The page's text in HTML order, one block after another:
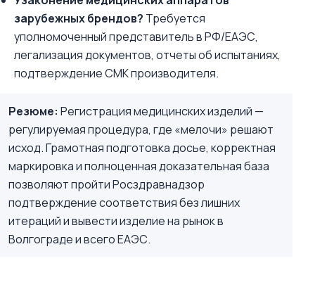
зарубежных брендов? Требуется
уполномоченный представитель в РФ/ЕАЭС,
легализация документов, отчеты об испытаниях,
подтверждение СМК производителя.
Резюме: Регистрация медицинских изделий —
регулируемая процедура, где «мелочи» решают
исход. Грамотная подготовка досье, корректная
маркировка и полноценная доказательная база
позволяют пройти Росздравнадзор
подтверждение соответствия без лишних
итераций и вывести изделие на рынок в
Волгограде и всего ЕАЭС.